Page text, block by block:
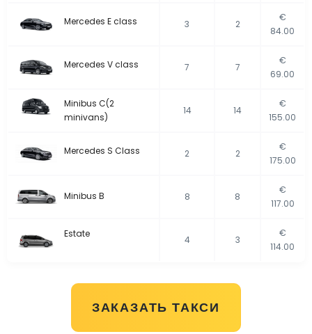
Mercedes E class 3 2
€
84.00
Mercedes V class 7 7
€
69.00
Minibus C(2
minivans)
14 14
€
155.00
Mercedes S Class 2 2
€
175.00
Minibus B 8 8
€
117.00
Estate
4 3
€
114.00
ЗАКАЗАТЬ ТАКСИ